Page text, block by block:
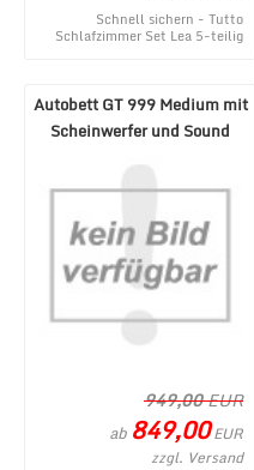
Schnell sichern - Tutto
Schlafzimmer Set Lea 5-teilig
Autobett GT 999 Medium mit
Scheinwerfer und Sound
949,00EUR
ab 849,00EUR
zzgl. Versand